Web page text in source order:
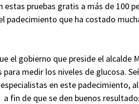
estas pruebas gratis a más de 100
padecimiento que ha costado
el gobierno que preside el alcalde
para medir los niveles de glucosa.
en este padecimiento,
fin de que se den buenos